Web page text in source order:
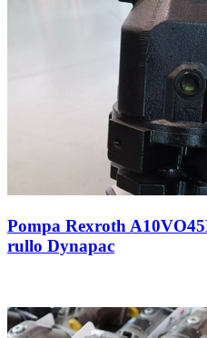
Pompa Rexroth
rullo Dynapac